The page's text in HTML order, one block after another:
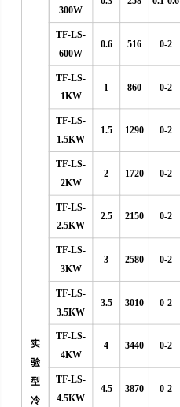
实
验
型
冷
300W
TF-LS-
600W
0.6 516 0-2
TF-LS-
1KW
1 860 0-2
TF-LS-
1.5KW
1.5 1290 0-2
TF-LS-
2KW
2 1720 0-2
TF-LS-
2.5KW
2.5 2150 0-2
TF-LS-
3KW
3 2580 0-2
TF-LS-
3.5KW
3.5 3010 0-2
TF-LS-
4KW
4 3440 0-2
TF-LS-
4.5KW
4.5 3870 0-2